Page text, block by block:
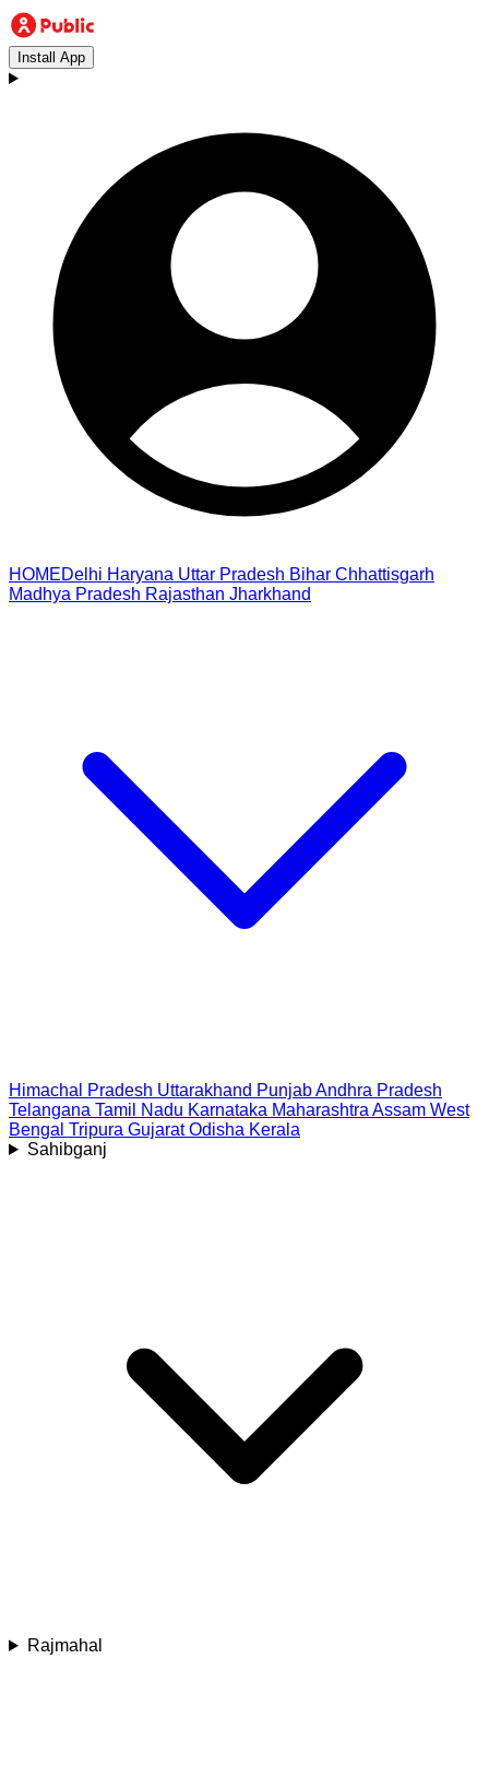
Install App
HOMEDelhi Haryana Uttar Pradesh Bihar Chhattisgarh
Madhya Pradesh Rajasthan Jharkhand
Himachal Pradesh Uttarakhand PunjabAndhra Pradesh
Telangana Tamil Nadu Karnataka Maharashtra Assam West
Bengal Tripura Gujarat Odisha Kerala
Sahibganj
Rajmahal